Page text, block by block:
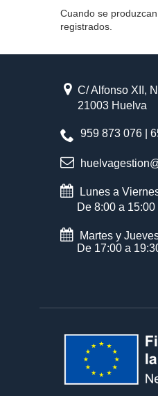
Cuando se
registrados.
C/ Alfonso XII,
21003 Huelva
959 873 076 |
Lunes a
De 8:00 a 15:00
Martes y
De 17:00 a